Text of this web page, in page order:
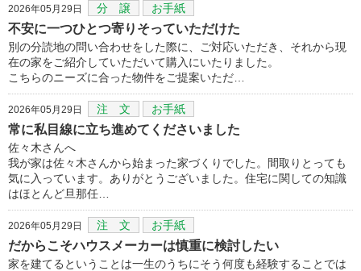
2026年05月29日 分 譲 お手紙
不安に一つひとつ寄りそっていただけた
別の分読地の問い合わせをした際に、ご対応いただき、それから現
在の家をご紹介していただいて購入にいたりました。
こちらのニーズに合った物件をご提案いただ…
2026年05月29日 注 文 お手紙
常に私目線に立ち進めてくださいました
佐々木さんへ
我が家は佐々木さんから始まった家づくりでした。間取りとっても
気に入っています。ありがとうございました。住宅に関しての知識
はほとんど旦那任…
2026年05月29日 注 文 お手紙
だからこそハウスメーカーは慎重に検討したい
家を建てるということは一生のうちにそう何度も経験することでは